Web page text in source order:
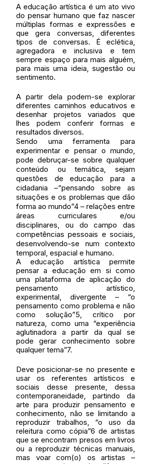
A educação artística é um ato vivo
do pensar humano que faz nascer
múltiplas formas e expressões e
que gera conversas, diferentes
tipos de conversas. É eclética,
agregadora e inclusiva e tem
sempre espaço para mais alguém,
para mais uma ideia, sugestão ou
sentimento.
A partir dela podem-se explorar
diferentes caminhos educativos e
desenhar projetos variados que
lhes podem conferir formas e
resultados diversos.
Sendo uma ferramenta para
experimentar e pensar o mundo,
pode debruçar-se sobre qualquer
conteúdo ou temática, sejam
questões de educação para a
cidadania –“pensando sobre as
situações e os problemas que dão
forma ao mundo”4 – relações entre
áreas curriculares e/ou
disciplinares, ou do campo das
competências pessoais e sociais,
desenvolvendo-se num contexto
temporal, espacial e humano.
A educação artística permite
pensar a educação em si como
uma plataforma de aplicação do
pensamento artístico,
experimental, divergente – “o
pensamento como problema e não
como solução”5, crítico por
natureza, como uma “experiência
aglutinadora a partir da qual se
pode gerar conhecimento sobre
qualquer tema”7.
Deve posicionar-se no presente e
usar os referentes artísticos e
sociais desse presente, dessa
contemporaneidade, partindo da
arte para produzir pensamento e
conhecimento, não se limitando a
reproduzir trabalhos, “o uso da
releitura como cópia”6 de artistas
que se encontram presos em livros
ou a reproduzir técnicas manuais,
mas voar com(o) os artistas –